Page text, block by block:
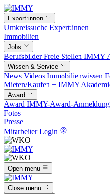
Expert:innen
Umkreissuche Expert:innen
Immobilien
Jobs
BerufsbilderFreie Stellen IMMY
Wissen & Service
News Videos Immobilienwissen
Mieten/Kaufen + IMMY
Award
Award IMMY-Award-Anmeldung
Fotos
Presse
Mitarbeiter Login
Open menu
Close menu